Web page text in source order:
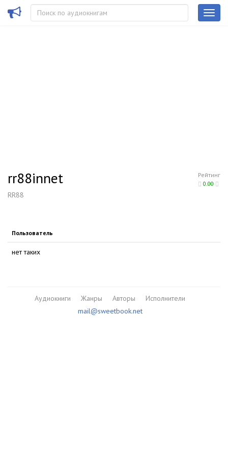
Рейтинг
0.00
rr88innet
RR88
Пользователь
нет таких
Аудиокниги Жанры Авторы
Исполнители
mail@sweetbook.net